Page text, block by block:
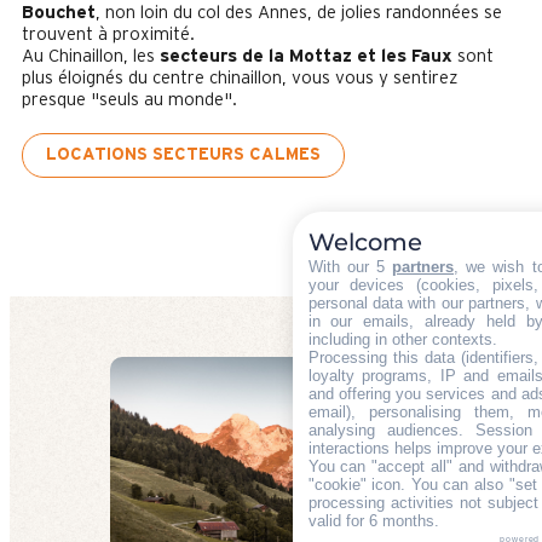
Bouchet, non loin du col des Annes, de jolies randonnées se
trouvent à proximité.
Au Chinaillon, les secteurs de la Mottaz et les Faux sont
plus éloignés du centre chinaillon, vous vous y sentirez
presque "seuls au monde".
LOCATIONS SECTEURS CALMES
Welcome
With our 5 partners, we wish
your devices (cookies,
personal data with our partners,
in our emails, already held
including in other contexts.
Processing this data
loyalty programs, IP and
and offering you services and
email), personalising them,
analysing audiences.
interactions helps improve your
You can "accept all" and
"cookie" icon. You can also "set
processing activities not
valid for 6 months.
powered